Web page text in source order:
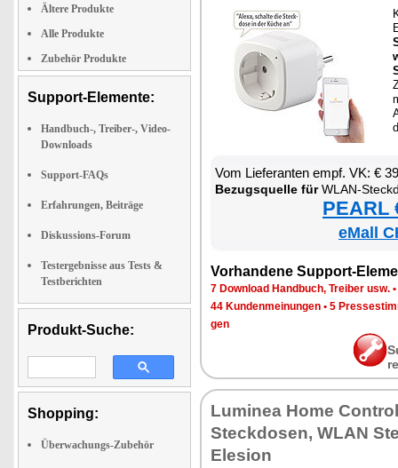
Ältere Produkte
Alle Produkte
Zubehör Produkte
Support-Elemente:
Handbuch-, Treiber-, Video-
Downloads
Support-FAQs
Erfahrungen, Beiträge
Diskussions-Forum
Testergebnisse aus Tests &
Testberichten
Produkt-Suche:
Shopping:
Überwachungs-Zubehör
Vom Lie­fe­ran­ten empf. VK: €
Be­zugs­quel­le fürWLAN-
PEARL
eMall
Vor­han­de­ne Sup­port-
7 Down­load Hand­buch, Trei­ber usw. •
44 Kun­den­mei­nun­gen • 5
gen
Lu­mi­nea Ho­me
Steck­do­sen, WLAN
Ele­si­on